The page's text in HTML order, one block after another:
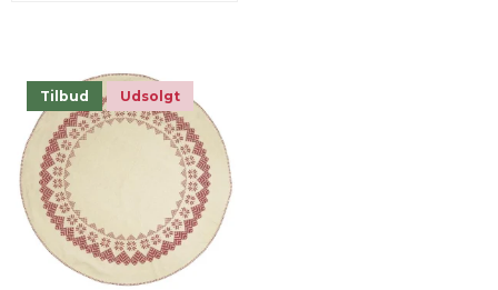
Tilbud Udsolgt